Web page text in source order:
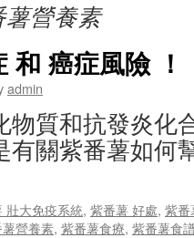
薯營養素
癌症風險 ！
admin
物質和抗發炎化
有關紫番薯如何
壯大免疫系統, 紫番薯 好處, 紫番
營養素, 紫番薯食療, 紫番薯食